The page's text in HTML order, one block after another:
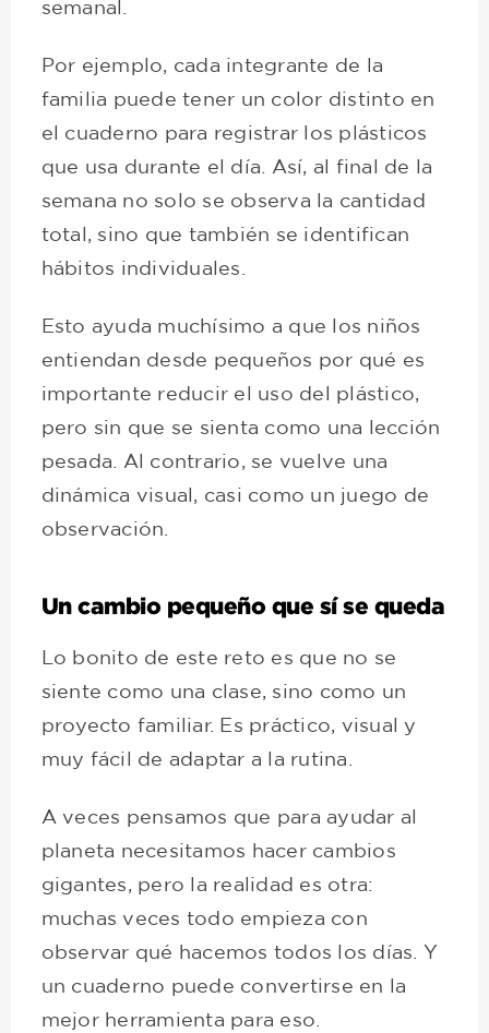
semanal.
Por ejemplo, cada integrante de la
familia puede tener un color distinto en
el cuaderno para registrar los plásticos
que usa durante el día. Así, al final de la
semana no solo se observa la cantidad
total, sino que también se identifican
hábitos individuales.
Esto ayuda muchísimo a que los niños
entiendan desde pequeños por qué es
importante reducir el uso del plástico,
pero sin que se sienta como una lección
pesada. Al contrario, se vuelve una
dinámica visual, casi como un juego de
observación.
Un cambio pequeño que sí se queda
Lo bonito de este reto es que no se
siente como una clase, sino como un
proyecto familiar. Es práctico, visual y
muy fácil de adaptar a la rutina.
A veces pensamos que para ayudar al
planeta necesitamos hacer cambios
gigantes, pero la realidad es otra:
muchas veces todo empieza con
observar qué hacemos todos los días. Y
un cuaderno puede convertirse en la
mejor herramienta para eso.